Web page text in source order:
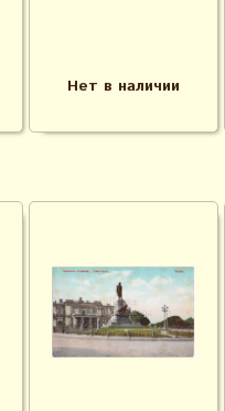
Нет в наличии